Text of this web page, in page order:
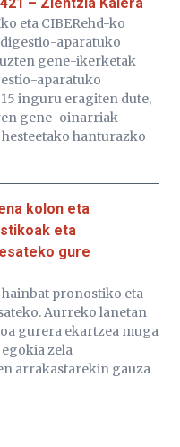
eta CIBERehd-ko
aparatuko
gene-ikerketak
aparatuko
inguru eragiten dute,
gene-oinarriak
hanturazko
kolon eta
eta
gure
pronostiko eta
Aurreko lanetan
gurera ekartzea muga
zela
arrakastarekin gauza